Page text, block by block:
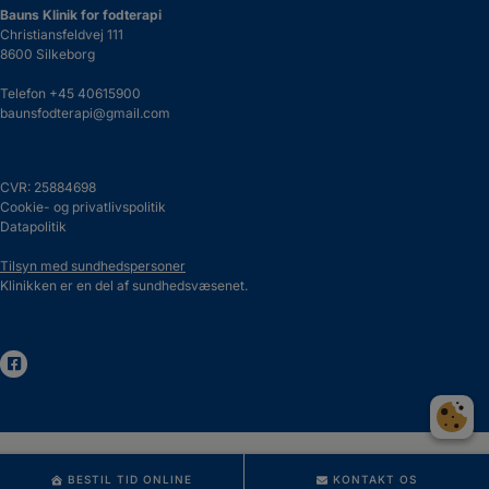
Bauns Klinik for fodterapi
Christiansfeldvej 111
8600 Silkeborg
Telefon +45 40615900
baunsfodterapi@gmail.com
CVR: 25884698
Cookie- og privatlivspolitik
Datapolitik
Tilsyn med sundhedspersoner
Klinikken er en del af sundhedsvæsenet.
BESTIL TID ONLINE KONTAKT OS